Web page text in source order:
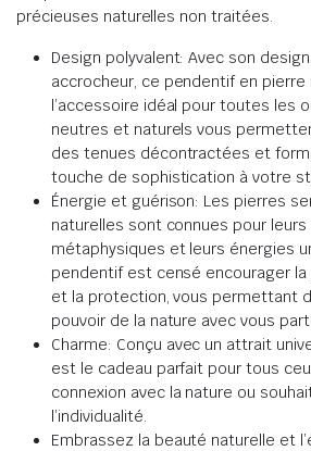
précieuses naturelles non traitées.
Design polyvalent: Avec son
accrocheur, ce pendentif en
l’accessoire idéal pour toutes les
neutres et naturels vous
des tenues décontractées et
touche de sophistication à votre
Énergie et guérison: Les pierres
naturelles sont connues pour
métaphysiques et leurs énergies
pendentif est censé encourager la
et la protection, vous permettant
pouvoir de la nature avec vous
Charme: Conçu avec un attrait
est le cadeau parfait pour tous
connexion avec la nature ou
l’individualité.
Embrassez la beauté naturelle et